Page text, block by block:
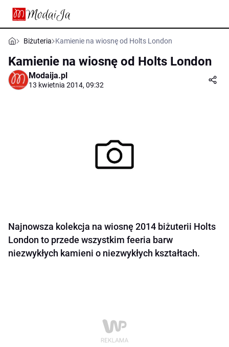
Biżuteria Kamienie na wiosnę od Holts London
Kamienie na wiosnę od Holts London
Modaija.pl
13 kwietnia 2014, 09:32
Najnowsza kolekcja na wiosnę 2014 biżuterii Holts
London to przede wszystkim feeria barw
niezwykłych kamieni o niezwykłych kształtach.